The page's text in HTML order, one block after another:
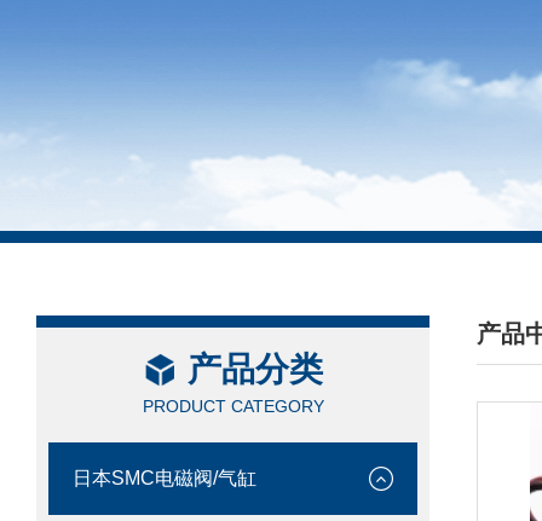
产品分类
PRODUCT CATEGORY
日本SMC电磁阀/气缸
产品
/